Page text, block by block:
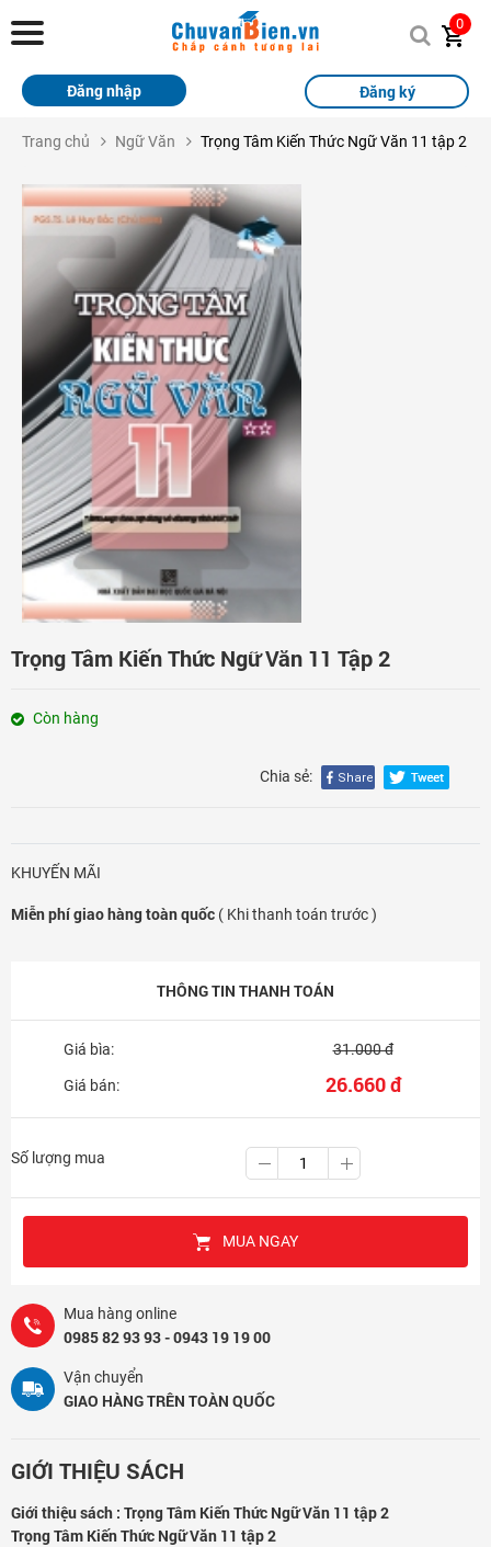
Chuvanbien.vn
Trang chủ
Thi Online
Tài liệu miễn phí
Học sinh xuất sắc
Giải bài tập
Tin tức
Liên hệ
Đăng nhập
0
Đăng ký
Đăng nhập
Trang chủ Ngữ Văn Trọng Tâm Kiến Thức Ngữ Văn 11 tập 2
Trọng Tâm Kiến Thức Ngữ Văn 11 Tập 2
Còn hàng
Chia sẻ:
KHUYẾN MÃI
Miễn phí giao hàng toàn quốc ( Khi thanh toán trước )
THÔNG TIN THANH TOÁN
Giá bìa:
Giá bán:
31.000 đ
26.660 đ
Số lượng mua
MUA NGAY
Mua hàng online
0985 82 93 93 - 0943 19 19 00
Vận chuyển
GIAO HÀNG TRÊN TOÀN QUỐC
GIỚI THIỆU SÁCH
Giới thiệu sách : Trọng Tâm Kiến Thức Ngữ Văn 11 tập 2
Trọng Tâm Kiến Thức Ngữ Văn 11 tập 2